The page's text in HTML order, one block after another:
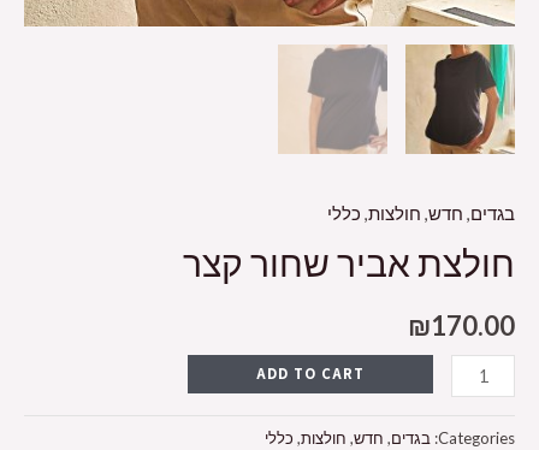
בגדים, חדש, חולצות, כללי
חולצת אביר שחור קצר
₪170.00
ADD TO CART
Categories: בגדים, חדש, חולצות, כללי